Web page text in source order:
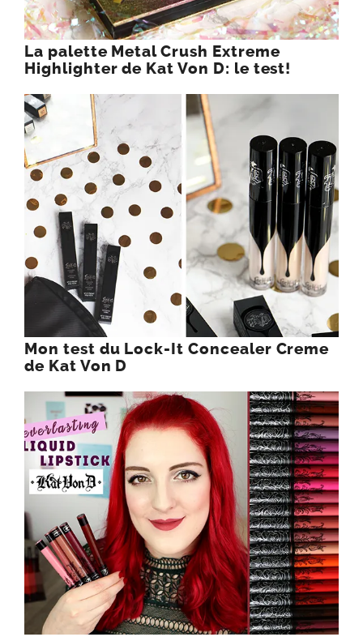
La palette Metal Crush Extreme
Highlighter de Kat Von D: le test!
Mon test du Lock-It Concealer Creme
de Kat Von D